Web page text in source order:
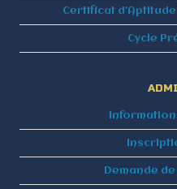
Certificat
Cycle
Demande